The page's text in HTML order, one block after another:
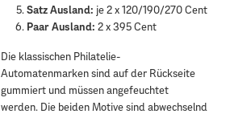
Satz Ausland: je 2 x 120/190/270 Cent
Paar Ausland: 2 x 395 Cent
Die klassischen Philatelie-
Automatenmarken sind auf der Rückseite
gummiert und müssen angefeuchtet
werden. Die beiden Motive sind abwechselnd